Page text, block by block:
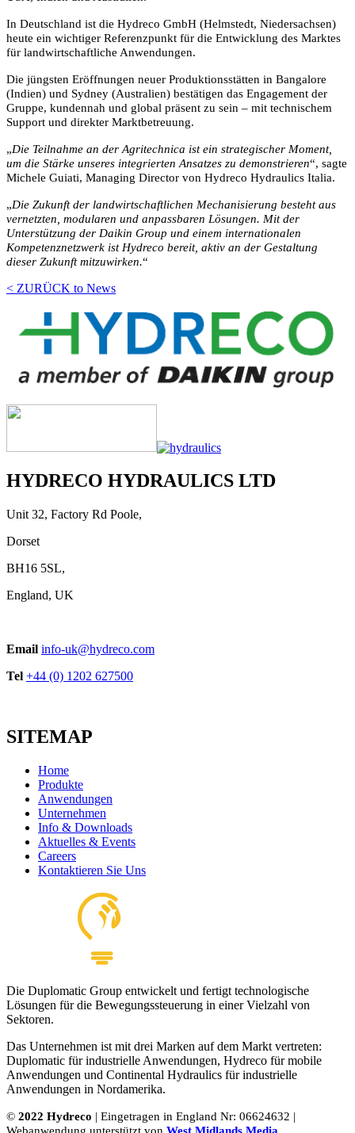
In Deutschland ist die Hydreco GmbH (Helmstedt, Niedersachsen)
heute ein wichtiger Referenzpunkt für die Entwicklung des Marktes
für landwirtschaftliche Anwendungen.
Die jüngsten Eröffnungen neuer Produktionsstätten in Bangalore
(Indien) und Sydney (Australien) bestätigen das Engagement der
Gruppe, kundennah und global präsent zu sein – mit technischem
Support und direkter Marktbetreuung.
„Die Teilnahme an der Agritechnica ist ein strategischer Moment,
um die Stärke unseres integrierten Ansatzes zu demonstrieren“, sagte
Michele Guiati, Managing Director von Hydreco Hydraulics Italia.
„Die Zukunft der landwirtschaftlichen Mechanisierung besteht aus
vernetzten, modularen und anpassbaren Lösungen. Mit der
Unterstützung der Daikin Group und einem internationalen
Kompetenznetzwerk ist Hydreco bereit, aktiv an der Gestaltung
dieser Zukunft mitzuwirken.“
< ZURÜCK to News
HYDRECO HYDRAULICS LTD
Unit 32, Factory Rd Poole,
Dorset
BH16 5SL,
England, UK
Email info-uk@hydreco.com
Tel +44 (0) 1202 627500
SITEMAP
Home
Produkte
Anwendungen
Unternehmen
Info & Downloads
Aktuelles & Events
Careers
Kontaktieren Sie Uns
Die Duplomatic Group entwickelt und fertigt technologische
Lösungen für die Bewegungssteuerung in einer Vielzahl von
Sektoren.
Das Unternehmen ist mit drei Marken auf dem Markt vertreten:
Duplomatic für industrielle Anwendungen, Hydreco für mobile
Anwendungen und Continental Hydraulics für industrielle
Anwendungen in Nordamerika.
© 2022 Hydreco | Eingetragen in England Nr: 06624632 |